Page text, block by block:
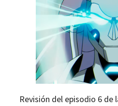
Revisión del episodio 6 de